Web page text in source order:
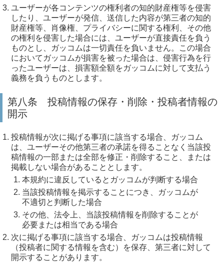
ユーザーが各コンテンツの権利者の知的財産権等を侵害
したり、ユーザーが発信、送信した内容が第三者の知的
財産権等、肖像権、プライバシーに関する権利、その他
の権利を侵害した場合には、ユーザーが直接責任を負う
ものとし、ガッコムは一切責任を負いません。この場合
においてガッコムが損害を被った場合は、侵害行為を行
ったユーザーは、損害額全額をガッコムに対して支払う
義務を負うものとします。
第八条 投稿情報の保存・削除・投稿者情報の
開示
投稿情報が次に掲げる事項に該当する場合、ガッコム
は、ユーザーその他第三者の承諾を得ることなく当該投
稿情報の一部または全部を修正・削除すること、または
掲載しない場合があることとします。
本規約に違反しているとガッコムが判断する場合
当該投稿情報を掲示することにつき、ガッコムが
不適切と判断した場合
その他、法令上、当該投稿情報を削除することが
必要または相当である場合
次に掲げる事項に該当する場合、ガッコムは投稿情報
（投稿者に関する情報を含む）を保存、第三者に対して
開示することがあります。